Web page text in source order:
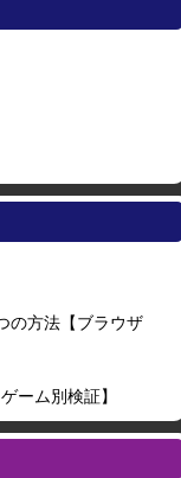
の方法【ブラウザ
ーム別検証】